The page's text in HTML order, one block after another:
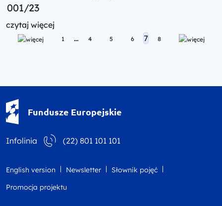
001/23
czytaj więcej
Posts navigation
1 … 4 5 6 7 8
Fundusze Europejskie
Infolinia (22) 801 101 101
English version Newsletter
Słownik pojęć
Promocja projektu